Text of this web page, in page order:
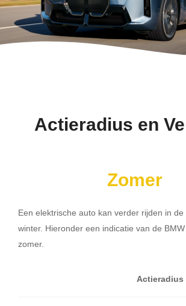
Actieradius en
Zomer
Een elektrische auto kan verder rijden in
winter. Hieronder een indicatie van de
zomer.
Actieradius